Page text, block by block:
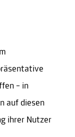
– in
auf diesen
ihrer Nutzer